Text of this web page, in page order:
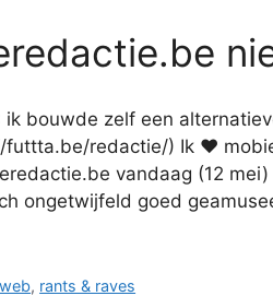
bouwde zelf een
futtta.be/redactie/) Ik ❤
vandaag (12
ongetwijfeld goed
, rants & raves